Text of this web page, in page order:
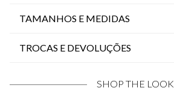
TAMANHOS E MEDIDAS
TROCAS E DEVOLUÇÕES
SHOP THE LOOK